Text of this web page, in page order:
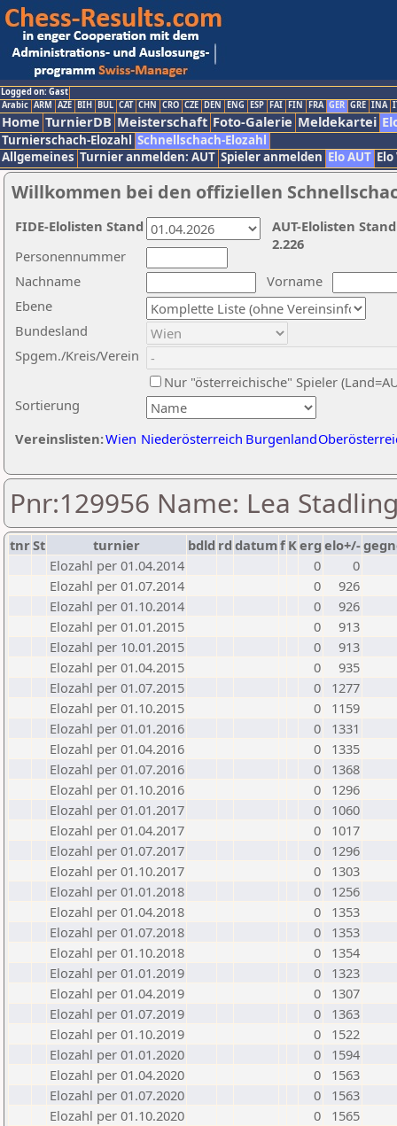
Logged on: Gast
Arabic ARM AZE BIH BUL CAT CHN CRO CZE DEN ENG ESP FAI FIN FRA GER GRE INA
Home TurnierDB Meisterschaft Foto-Galerie Meldekartei
Turnierschach-Elozahl Schnellschach-Elozahl
Allgemeines Turnier anmelden: AUT Spieler anmelden Elo AUT
Willkommen bei den offiziellen
Nachname
Vorname
Ebene
Sortierung
Personennummer
Bundesland
Spgem./Kreis/Verein
Nur "österreichische" Spieler
Vereinslisten:Wien Niederösterreich Burgenland
AUT-Elolisten
2.226
FIDE-Elolisten Stand
Pnr:129956 Name: Lea
tnrSt turnier bdld rd datumf Kerg elo+/-
Elozahl per 01.04.2014
0
0
Elozahl per 01.07.2014
0
926
Elozahl per 01.10.2014
0
926
Elozahl per 01.01.2015
0
913
Elozahl per 10.01.2015
0
913
Elozahl per 01.04.2015
0
935
Elozahl per 01.07.2015
0
1277
Elozahl per 01.10.2015
0
1159
Elozahl per 01.01.2016
0
1331
Elozahl per 01.04.2016
0
1335
Elozahl per 01.07.2016
0
1368
Elozahl per 01.10.2016
0
1296
Elozahl per 01.01.2017
0
1060
Elozahl per 01.04.2017
0
1017
Elozahl per 01.07.2017
0
1296
Elozahl per 01.10.2017
0
1303
Elozahl per 01.01.2018
0
1256
Elozahl per 01.04.2018
0
1353
Elozahl per 01.07.2018
0
1353
Elozahl per 01.10.2018
0
1354
Elozahl per 01.01.2019
0
1323
Elozahl per 01.04.2019
0
1307
Elozahl per 01.07.2019
0
1363
Elozahl per 01.10.2019
0
1522
Elozahl per 01.01.2020
0
1594
Elozahl per 01.04.2020
0
1563
Elozahl per 01.07.2020
0
1563
Elozahl per 01.10.2020
0
1565